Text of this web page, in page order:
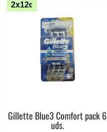
2x12€
Gillette Blue3 Comfort pack 6
uds.